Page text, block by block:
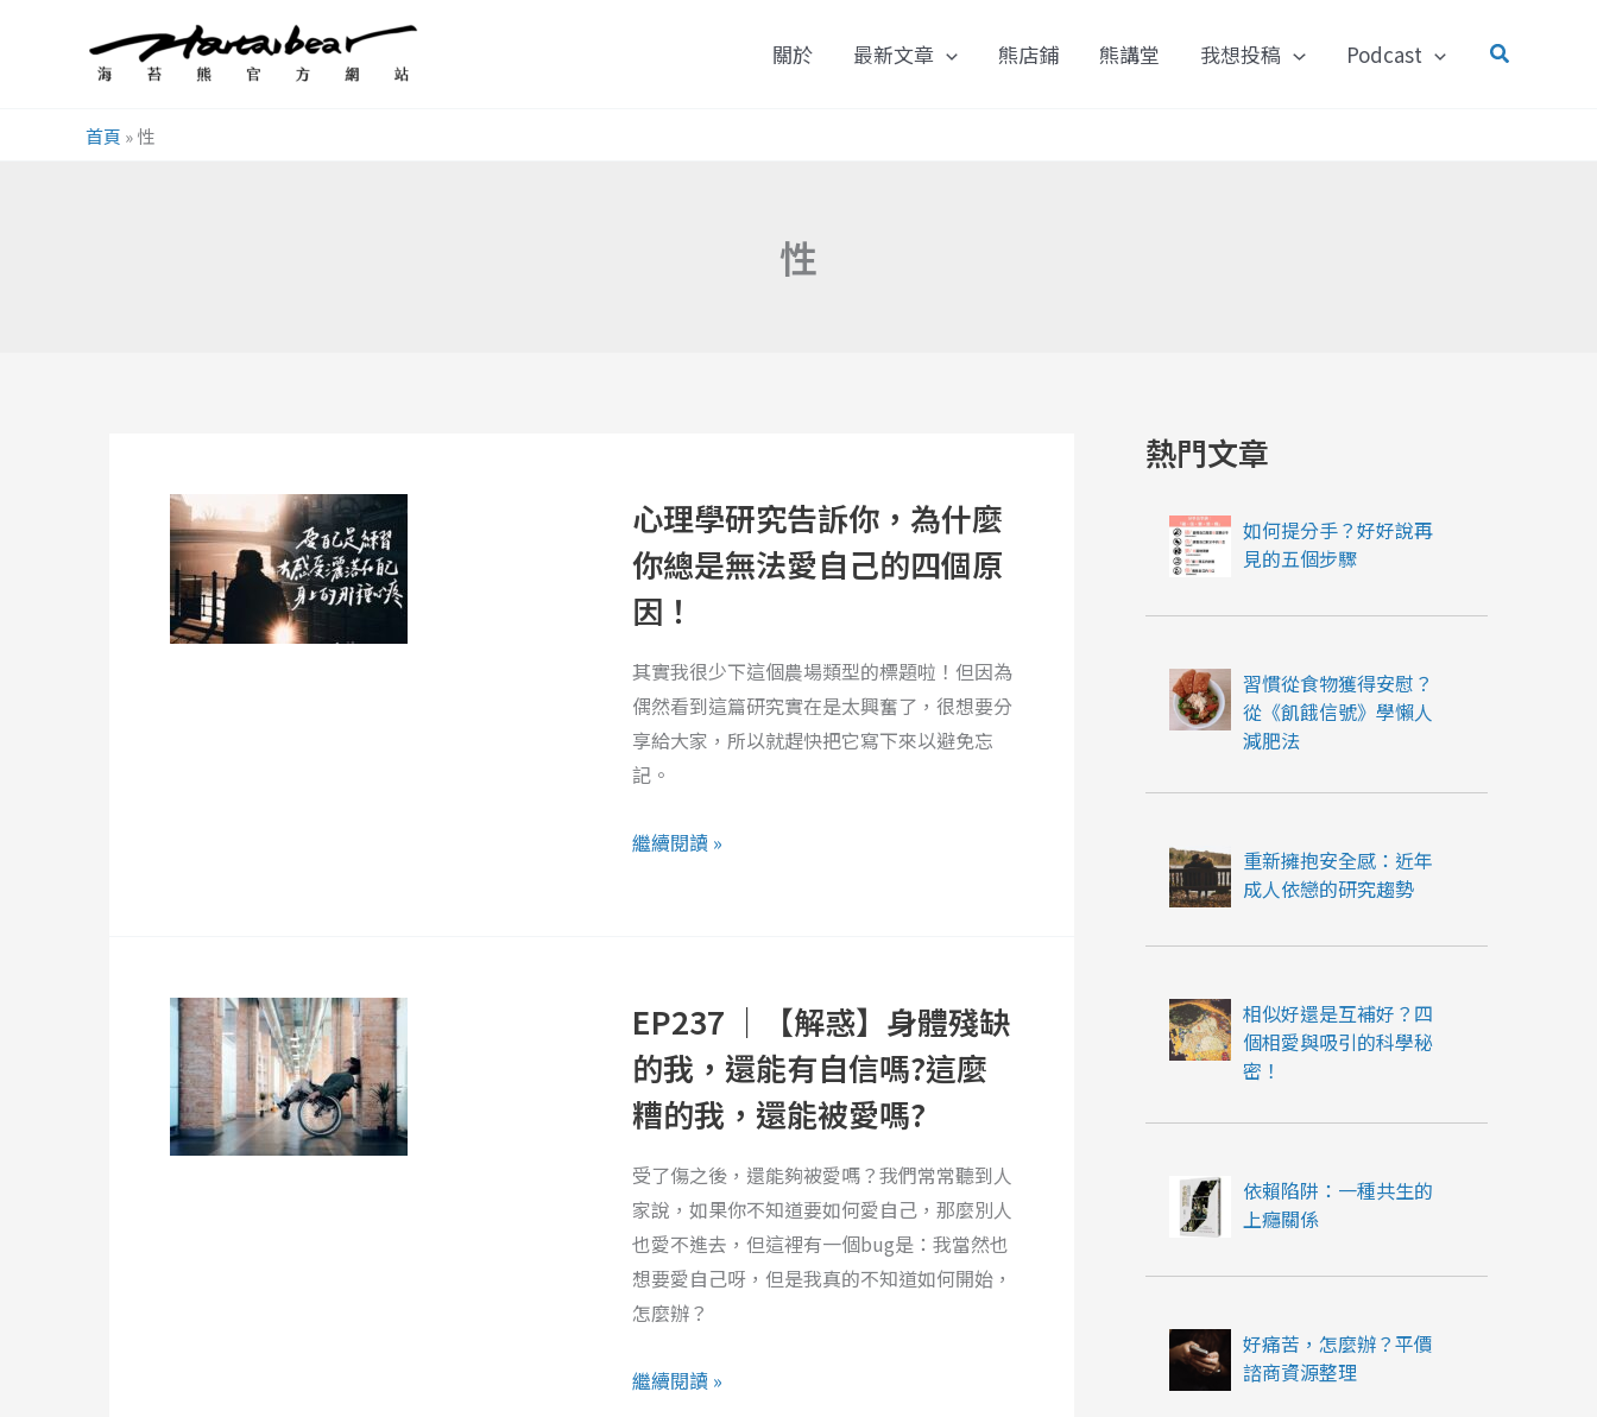
關於 最新文章 熊店鋪 熊講堂 我想投稿 Podcast
搜
首頁 »性
性
心理學研究告訴你，為什麼
你總是無法愛自己的四個原
因！
其實我很少下這個農場類型的標題啦！但因為
偶然看到這篇研究實在是太興奮了，很想要分
享給大家，所以就趕快把它寫下來以避免忘
記。
學
研
究
告
你，
為
什
麼
你
總
自
己
的
四
個
原
因！
繼續閱讀 »
EP237 ｜【解惑】身體殘缺
的我，還能有自信嗎?這麼
糟的我，還能被愛嗎?
受了傷之後，還能夠被愛嗎？我們常常聽到人
家說，如果你不知道要如何愛自己，那麼別人
也愛不進去，但這裡有一個bug是：我當然也
想要愛自己呀，但是我真的不知道如何開始，
怎麼辦？
【解
惑】
身
體
殘
缺
的
我，
還
能
有
自
繼續閱讀 »
熱門文章
如何提分手？好好說再
見的五個步驟
習慣從食物獲得安慰？
從《飢餓信號》學懶人
減肥法
重新擁抱安全感：近年
成人依戀的研究趨勢
相似好還是互補好？四
個相愛與吸引的科學秘
密！
依賴陷阱：一種共生的
上癮關係
好痛苦，怎麼辦？平價
諮商資源整理